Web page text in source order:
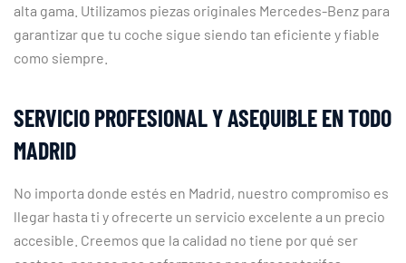
alta gama. Utilizamos piezas originales Mercedes-Benz para
garantizar que tu coche sigue siendo tan eficiente y fiable
como siempre.
SERVICIO PROFESIONAL Y ASEQUIBLE EN TODO
MADRID
No importa donde estés en Madrid, nuestro compromiso es
llegar hasta ti y ofrecerte un servicio excelente a un precio
accesible. Creemos que la calidad no tiene por qué ser